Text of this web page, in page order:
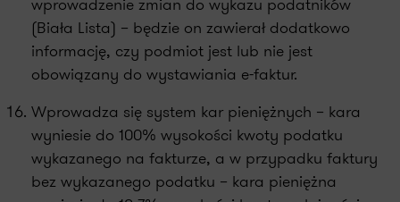
(Biała Lista) – będzie on zawierał dodatkowo
informację, czy podmiot jest lub nie jest
obowiązany do wystawiania e-faktur.
Wprowadza się system kar pieniężnych – kara
wyniesie do 100% wysokości kwoty podatku
wykazanego na fakturze, a w przypadku faktury
bez wykazanego podatku – kara pieniężna